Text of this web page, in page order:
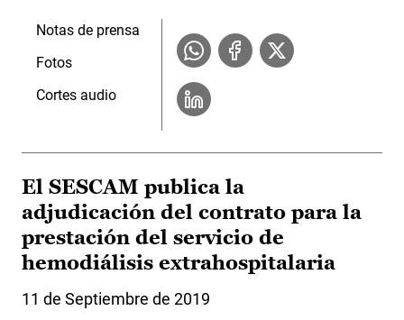
Notas de prensa
Fotos
Cortes audio
El SESCAM publica la
adjudicación del contrato para la
prestación del servicio de
hemodiálisis extrahospitalaria
11 de Septiembre de 2019